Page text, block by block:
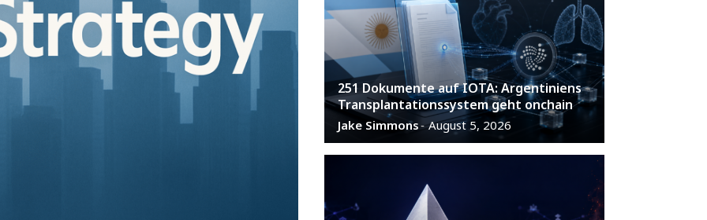
251 Dokumente auf IOTA: Argentiniens
Transplantationssystem geht onchain
Jake Simmons- August 5, 2026